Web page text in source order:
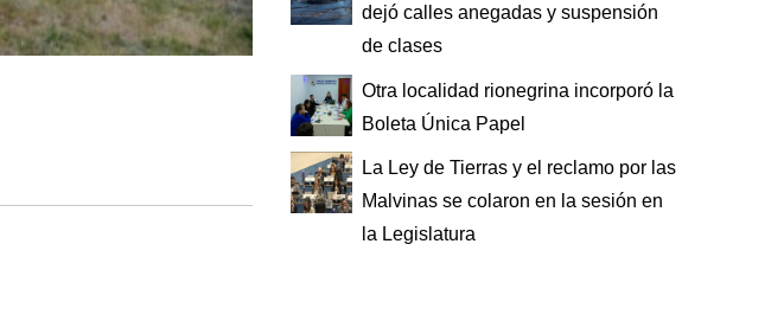
dejó calles anegadas y suspensión
de clases
Otra localidad rionegrina incorporó la
Boleta Única Papel
La Ley de Tierras y el reclamo por las
Malvinas se colaron en la sesión en
la Legislatura